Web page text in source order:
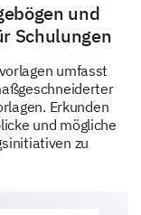
or example
to use the
und
Schulungen
umfasst
Erkunden
und mögliche
zu